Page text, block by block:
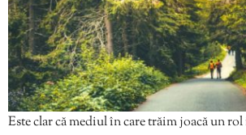
Este clar că mediul în care trăim joacă un